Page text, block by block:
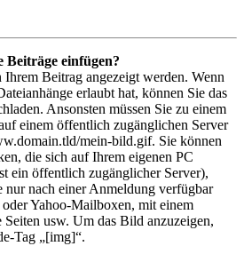
einfügen?
Beitrag angezeigt werden. Wenn
erlaubt hat, können Sie das
Ansonsten müssen Sie zu einem
einem öffentlich zugänglichen Server
mein-bild.gif. Sie können
die sich auf Ihrem eigenen PC
ein öffentlich zugänglicher Server),
nur nach einer Anmeldung verfügbar
Yahoo-Mailboxen, mit einem
Seiten usw. Um das Bild anzuzeigen,
Tag „[img]“.